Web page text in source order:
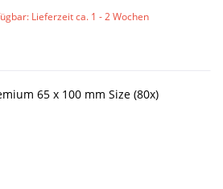
Lieferzeit ca. 1 - 2 Wochen